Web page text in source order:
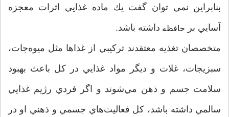
بنابراين نمي توان گفت يك ماده غذايي اثرات معجزه
آسايي بر
حافظه داشته باشد.
متخصصان تغذيه معتقدند تركيبي از غذاها مثل ميوه‌جات،
سبزيجات، غلات و ديگر مواد غذايي در كل باعث بهبود
سلامت جسم و ذهن مي‌شوند و اگر فردي رژيم غذايي
سالمي داشته باشد، كل فعاليت‌هاي جسمي و ذهني او در